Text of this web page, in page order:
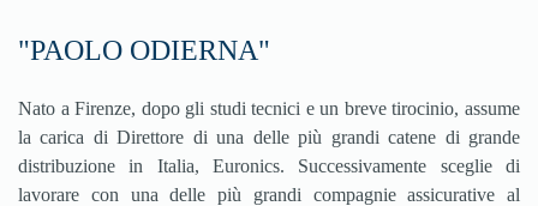
"PAOLO ODIERNA"
Nato a Firenze, dopo gli studi tecnici e un breve tirocinio, assume
la carica di Direttore di una delle più grandi catene di grande
distribuzione in Italia, Euronics. Successivamente sceglie di
lavorare con una delle più grandi compagnie assicurative al